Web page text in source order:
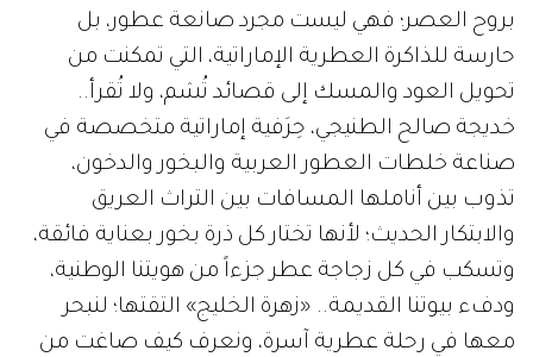
بروح العصر؛ فهي ليست مجرد صانعة عطور، بل
حارسة للذاكرة العطرية الإماراتية، التي تمكنت من
تحويل العود والمسك إلى قصائد تُشم، ولا تُقرأ..
خديجة صالح الطنيجي، حِرَفية إماراتية متخصصة في
صناعة خلطات العطور العربية والبخور والدخون،
تذوب بين أناملها المسافات بين التراث العريق
والابتكار الحديث؛ لأنها تختار كل ذرة بخور بعناية فائقة،
وتسكب في كل زجاجة عطر جزءاً من هويتنا الوطنية،
ودفء بيوتنا القديمة.. «زهرة الخليج» التقتها؛ لنبحر
معها في رحلة عطرية آسرة، ونعرف كيف صاغت من